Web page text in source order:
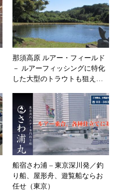
那須高原 ルアー・フィールド
－ ルアーフィッシングに特化
した大型のトラウトも狙え…
船宿さわ浦 – 東京深川発／釣
り船、屋形舟、遊覧船ならお
任せ（東京）